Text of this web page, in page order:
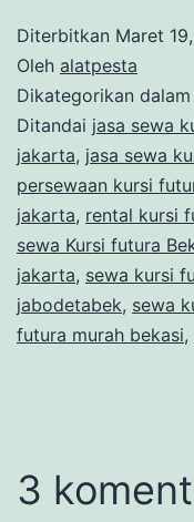
Diterbitkan Maret
Oleh alatpesta
Dikategorikan dalam
Ditandai jasa sewa
jakarta, jasa sewa
persewaan kursi
jakarta, rental kursi
sewa Kursi futura
jakarta, sewa kursi
jabodetabek, sewa
futura murah bekasi,
3